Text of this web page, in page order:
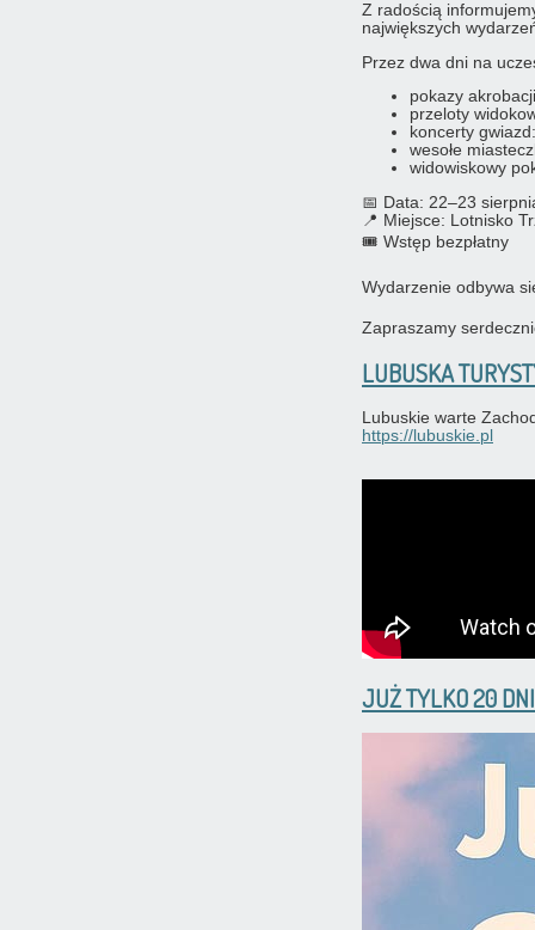
Z radością
największych
Przez dwa dni na
pokazy
przeloty
koncerty
wesołe
widowiskowy
📅 Data: 22–23
📍 Miejsce: Lotnisko
🎟️ Wstęp bezpłatny
Wydarzenie odbywa
Zapraszamy
LUBUSKA
Lubuskie warte
https://lubuskie.pl
JUŻ TYLKO 20